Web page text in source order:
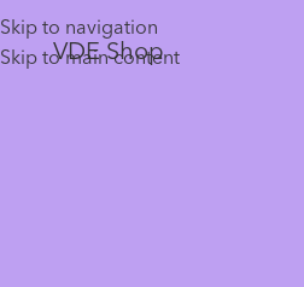
Skip to navigation
Skip to main content
VDE Shop